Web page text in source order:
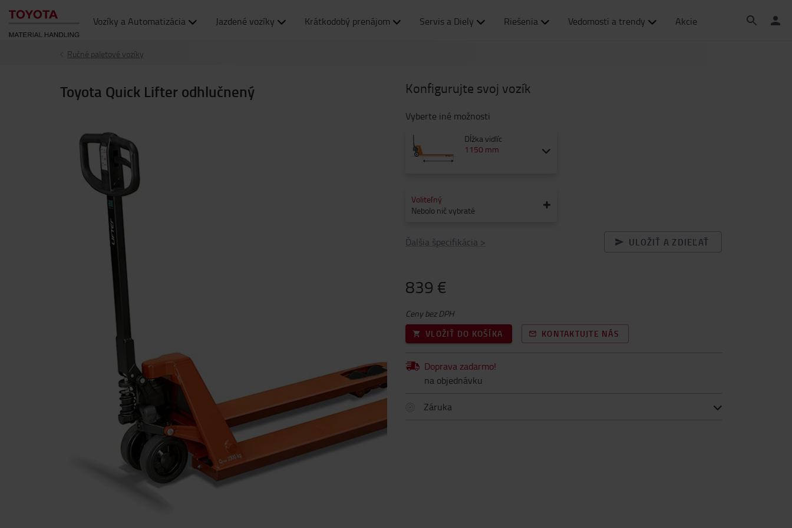
Vozíky a Automatizácia Jazdené vozíky Krátkodobý prenájom Servis a Diely Riešenia Vedomosti a trendy Akcie
Ručné paletové vozíky
Toyota Quick Lifter odhlučnený Konfigurujte svoj vozík
Vyberte iné možnosti
Dĺžka vidlíc
1150 mm
Voliteľný
Nebolo nič vybraté
Ďalšia špecifikácia > ULOŽIŤ A ZDIEĽAŤ
839 €
Ceny bez DPH
VLOŽIŤ DO KOŠÍKA
KONTAKTUJTE NÁS
Doprava zadarmo!
na objednávku
Záruka